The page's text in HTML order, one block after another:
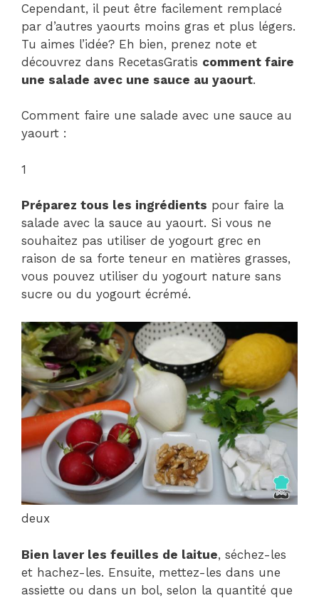
Cependant, il peut être facilement remplacé
par d’autres yaourts moins gras et plus légers.
Tu aimes l’idée? Eh bien, prenez note et
découvrez dans RecetasGratis comment faire
une salade avec une sauce au yaourt.
Comment faire une salade avec une sauce au
yaourt :
1
Préparez tous les ingrédients pour faire la
salade avec la sauce au yaourt. Si vous ne
souhaitez pas utiliser de yogourt grec en
raison de sa forte teneur en matières grasses,
vous pouvez utiliser du yogourt nature sans
sucre ou du yogourt écrémé.
deux
Bien laver les feuilles de laitue, séchez-les
et hachez-les. Ensuite, mettez-les dans une
assiette ou dans un bol, selon la quantité que